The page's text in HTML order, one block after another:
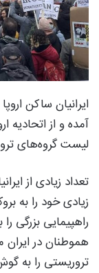
آمده و از اتحادیه
لیست گروه‌های
تعداد زیادی از
زیادی خود را به
راهپیمایی بزرگی
هموطنان در ایران
تروریستی را به